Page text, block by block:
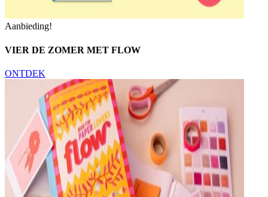
Aanbieding!
VIER DE ZOMER MET FLOW
ONTDEK